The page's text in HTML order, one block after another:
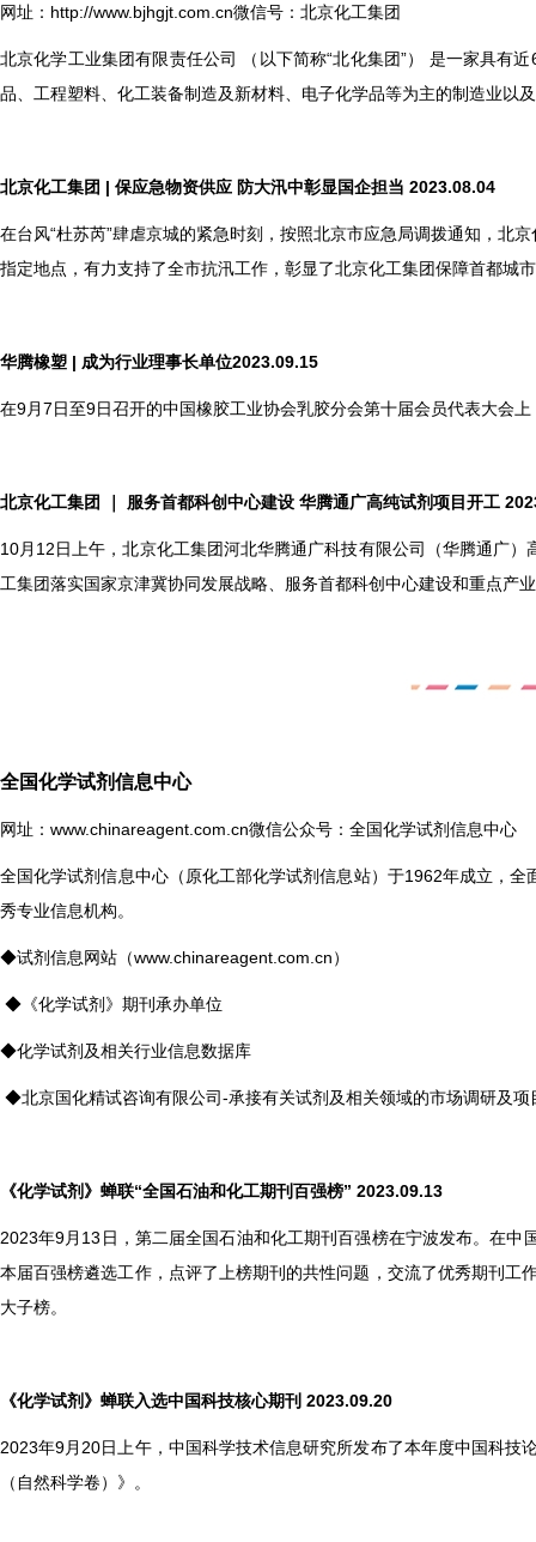
网址： http://www.bjhgjt.com.cn微信号：北京化工集团
北京化学工业集团有限责任公司 （以下简称“北化集团”） 是一家具有
品、工程塑料、化工装备制造及新材料、电子化学品等为主的制造业以
北京化工集团 | 保应急物资供应 防大汛中彰显国企担当 2023.08.04
在台风“杜苏芮”肆虐京城的紧急时刻，按照北京市应急局调拨通知，北
指定地点，有力支持了全市抗汛工作，彰显了北京化工集团保障首都城
华腾橡塑 | 成为行业理事长单位2023.09.15
在9月7日至9日召开的中国橡胶工业协会乳胶分会第十届会员代表大会
北京化工集团 ｜ 服务首都科创中心建设 华腾通广高纯试剂项目开工
10月12日上午，北京化工集团河北华腾通广科技有限公司（华腾通广
工集团落实国家京津冀协同发展战略、服务首都科创中心建设和重点产
全国化学试剂信息中心
网址： www.chinareagent.com.cn微信公众号：全国化学试剂信息中心
全国化学试剂信息中心（原化工部化学试剂信息站）于1962年成立，
秀专业信息机构。
◆试剂信息网站（www.chinareagent.com.cn）
◆《化学试剂》期刊承办单位
◆化学试剂及相关行业信息数据库
◆北京国化精试咨询有限公司-承接有关试剂及相关领域的市场调研及项
《化学试剂》蝉联“全国石油和化工期刊百强榜” 2023.09.13
2023年9月13日，第二届全国石油和化工期刊百强榜在宁波发布。在
本届百强榜遴选工作，点评了上榜期刊的共性问题，交流了优秀期刊工
大子榜。
《化学试剂》蝉联入选中国科技核心期刊 2023.09.20
2023年9月20日上午，中国科学技术信息研究所发布了本年度中国科
（自然科学卷）》。